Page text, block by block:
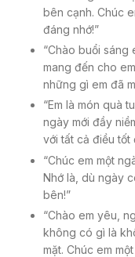
bên cạnh. Chúc
đáng nhớ!”
“Chào buổi sáng
mang đến cho
những gì em đã
“Em là món quà
ngày mới đầy
với tất cả điều tốt
“Chúc em một
Nhớ là, dù ngày
bên!”
“Chào em yêu,
không có gì là
mặt. Chúc em